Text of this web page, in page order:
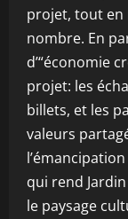
projet, tout en
nombre. En
d’“économie
projet: les
billets, et les
valeurs
qui rend
le paysage